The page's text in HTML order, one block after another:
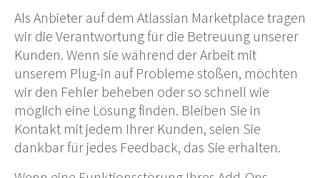
Als Anbieter auf dem Atlassian Marketplace tragen
wir die Verantwortung für die Betreuung unserer
Kunden. Wenn sie während der Arbeit mit
unserem Plug-in auf Probleme stoßen, möchten
wir den Fehler beheben oder so schnell wie
möglich eine Lösung finden. Bleiben Sie in
Kontakt mit jedem Ihrer Kunden, seien Sie
dankbar für jedes Feedback, das Sie erhalten.